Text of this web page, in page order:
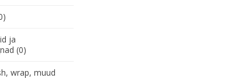
ja
(0)
wrap, muud